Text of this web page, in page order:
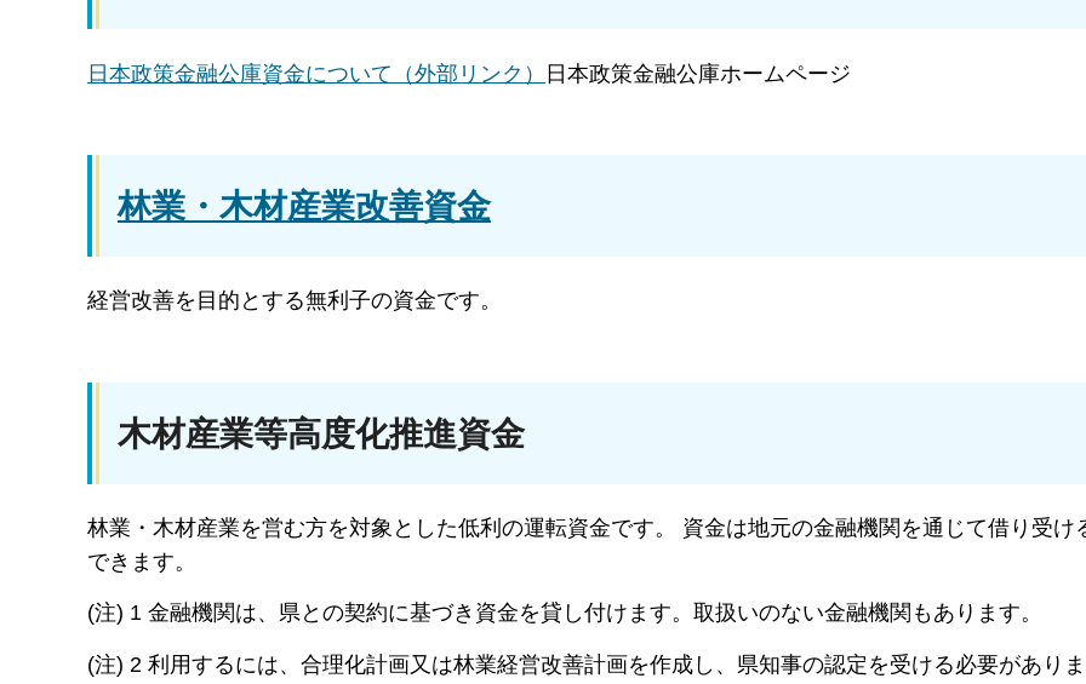
日本政策金融公庫資金について（外部リンク） 日本政策金融公庫ホームページ
林業・木材産業改善資金
経営改善を目的とする無利子の資金です。
木材産業等高度化推進資金
林業・木材産業を営む方を対象とした低利の運転資金です。 資金は地元の金融機関を通じて借り受け
できます。
(注) 1 金融機関は、県との契約に基づき資金を貸し付けます。取扱いのない金融機関もあります。
(注) 2 利用するには、合理化計画又は林業経営改善計画を作成し、県知事の認定を受ける必要があり